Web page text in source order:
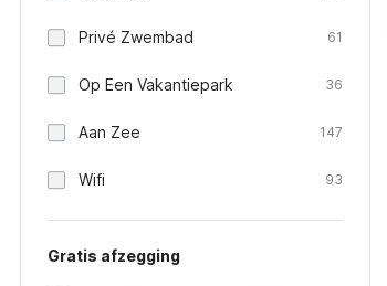
Privé Zwembad 61
Op Een Vakantiepark 36
Aan Zee 147
Wifi 93
Gratis afzegging